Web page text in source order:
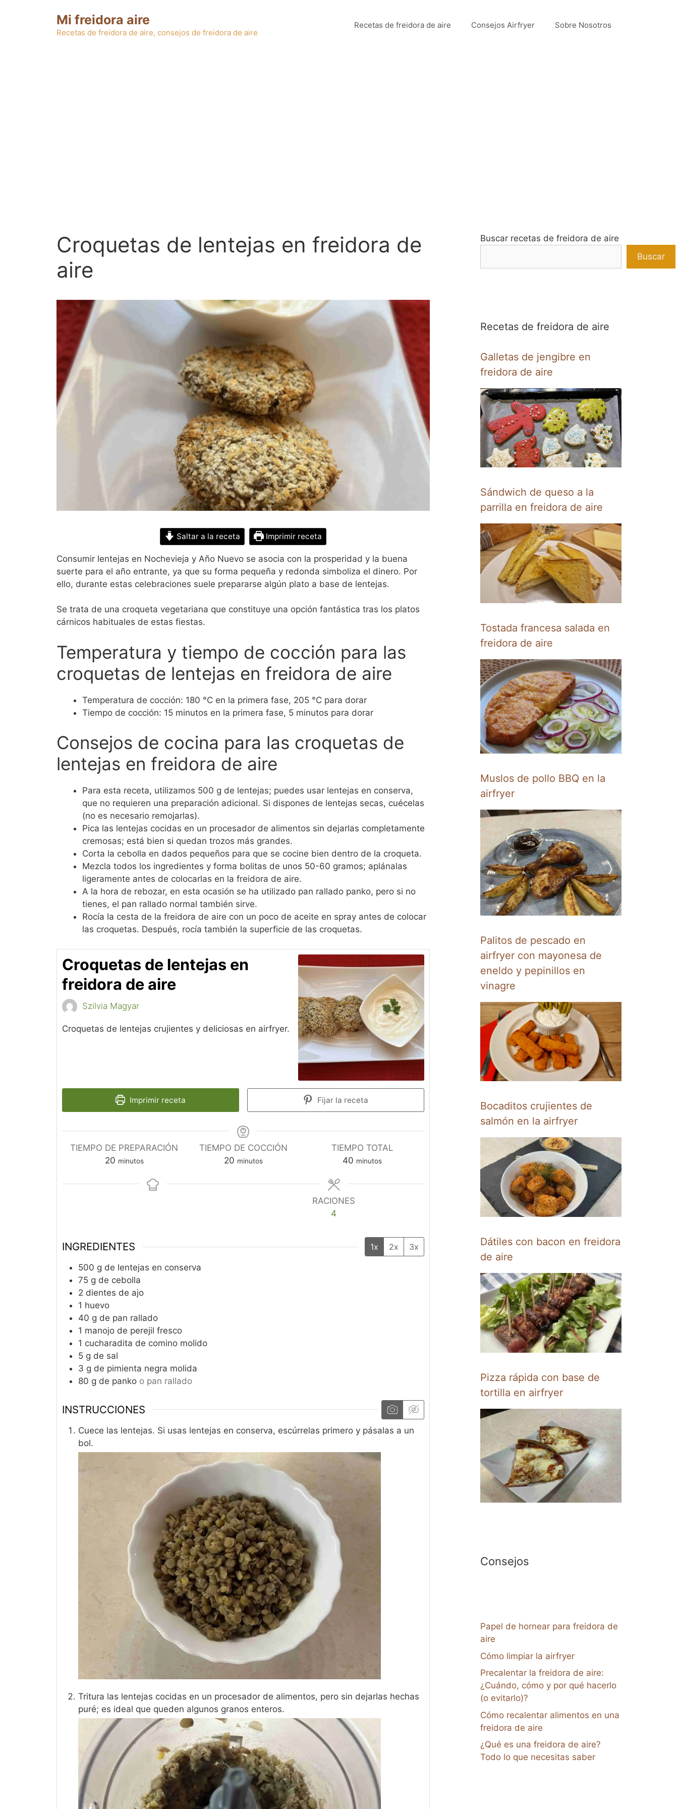
Mi freidora aire
Recetas de freidora de aire, consejos de freidora de aire
Recetas de freidora de aire Consejos Airfryer Sobre Nosotros
Croquetas de lentejas en freidora de
aire
Saltar a la receta Imprimir receta
Consumir lentejas en Nochevieja y Año Nuevo se asocia con la prosperidad y la buena
suerte para el año entrante, ya que su forma pequeña y redonda simboliza el dinero. Por
ello, durante estas celebraciones suele prepararse algún plato a base de lentejas.
Se trata de una croqueta vegetariana que constituye una opción fantástica tras los platos
cárnicos habituales de estas fiestas.
Temperatura y tiempo de cocción para las
croquetas de lentejas en freidora de aire
Temperatura de cocción: 180 °C en la primera fase, 205 °C para dorar
Tiempo de cocción: 15 minutos en la primera fase, 5 minutos para dorar
Consejos de cocina para las croquetas de
lentejas en freidora de aire
Para esta receta, utilizamos 500 g de lentejas; puedes usar lentejas en conserva,
que no requieren una preparación adicional. Si dispones de lentejas secas, cuécelas
(no es necesario remojarlas).
Pica las lentejas cocidas en un procesador de alimentos sin dejarlas completamente
cremosas; está bien si quedan trozos más grandes.
Corta la cebolla en dados pequeños para que se cocine bien dentro de la croqueta.
Mezcla todos los ingredientes y forma bolitas de unos 50-60 gramos; aplánalas
ligeramente antes de colocarlas en la freidora de aire.
A la hora de rebozar, en esta ocasión se ha utilizado pan rallado panko, pero si no
tienes, el pan rallado normal también sirve.
Rocía la cesta de la freidora de aire con un poco de aceite en spray antes de colocar
las croquetas. Después, rocía también la superficie de las croquetas.
Croquetas de lentejas en
freidora de aire
Szilvia Magyar
Croquetas de lentejas crujientes y deliciosas en airfryer.
Imprimir receta Fijar la receta
TIEMPO DE PREPARACIÓN
20minutos
minutos
TIEMPO DE COCCIÓN
20minutos
minutos
TIEMPO TOTAL
40 minutos
minutos
RACIONES
4
INGREDIENTES 1x 2x 3x
500 g de lentejas en conserva
75 g de cebolla
2 dientes de ajo
1 huevo
40 g de pan rallado
1 manojo de perejil fresco
1 cucharadita de comino molido
5 g de sal
3 g de pimienta negra molida
80 g de panko o pan rallado
INSTRUCCIONES
Cuece las lentejas. Si usas lentejas en conserva, escúrrelas primero y pásalas a un
bol.
Tritura las lentejas cocidas en un procesador de alimentos, pero sin dejarlas hechas
puré; es ideal que queden algunos granos enteros.
Buscar recetas de freidora de aire
Buscar
Recetas de freidora de aire
Galletas de jengibre en
freidora de aire
Sándwich de queso a la
parrilla en freidora de aire
Tostada francesa salada en
freidora de aire
Muslos de pollo BBQ en la
airfryer
Palitos de pescado en
airfryer con mayonesa de
eneldo y pepinillos en
vinagre
Bocaditos crujientes de
salmón en la airfryer
Dátiles con bacon en freidora
de aire
Pizza rápida con base de
tortilla en airfryer
Consejos
Papel de hornear para freidora de
aire
Cómo limpiar la airfryer
Precalentar la freidora de aire:
¿Cuándo, cómo y por qué hacerlo
(o evitarlo)?
Cómo recalentar alimentos en una
freidora de aire
¿Qué es una freidora de aire?
Todo lo que necesitas saber